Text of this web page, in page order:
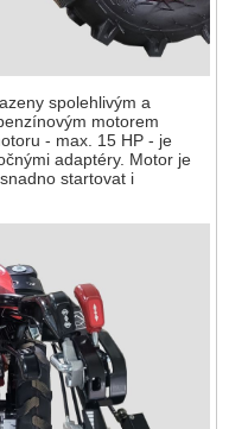
spolehlivým a
motorem
- max. 15 HP - je
adaptéry. Motor je
startovat i